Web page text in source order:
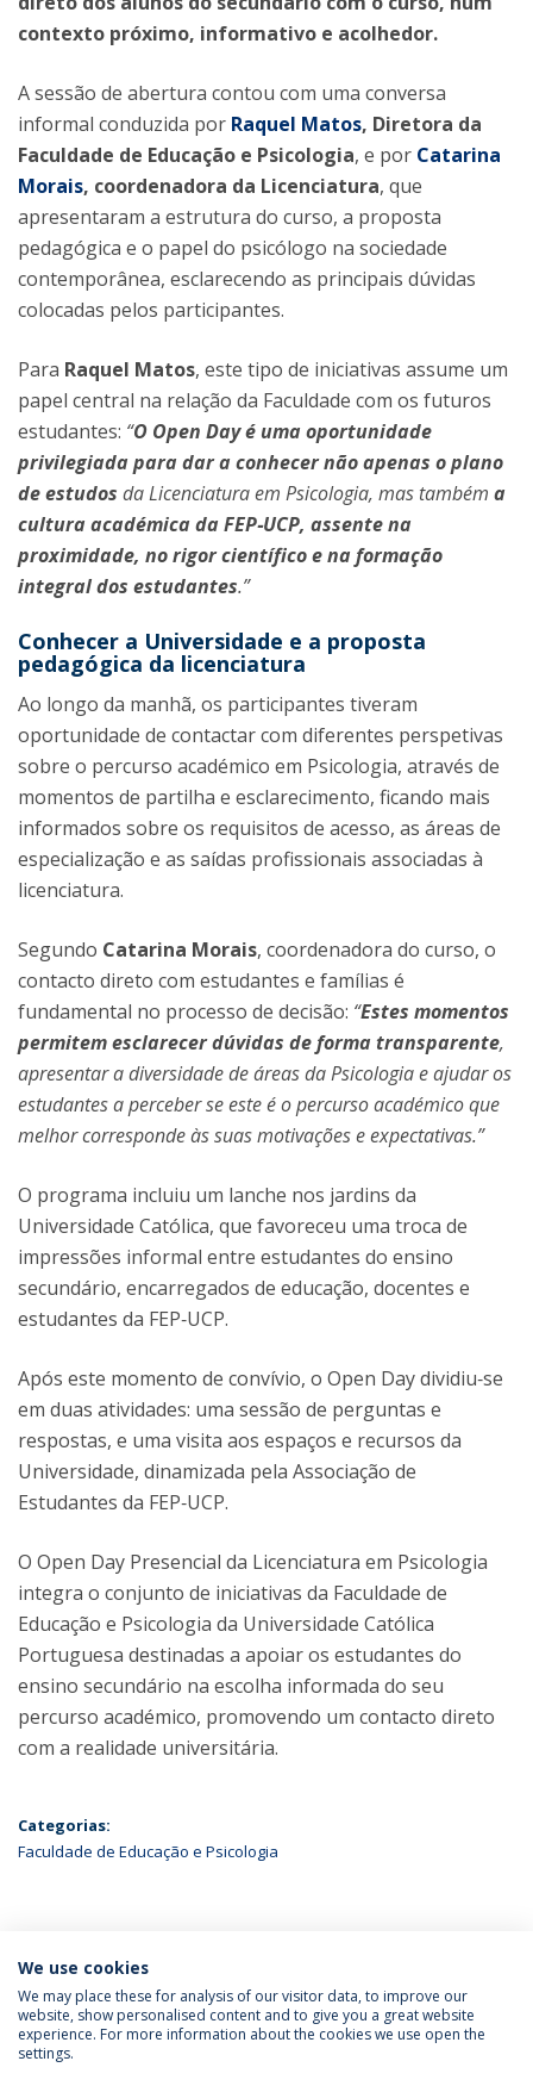
contexto próximo, informativo e acolhedor.
A sessão de abertura contou com uma conversa
informal conduzida por Raquel Matos, Diretora da
Faculdade de Educação e Psicologia, e por Catarina
Morais, coordenadora da Licenciatura, que
apresentaram a estrutura do curso, a proposta
pedagógica e o papel do psicólogo na sociedade
contemporânea, esclarecendo as principais dúvidas
colocadas pelos participantes.
Para Raquel Matos, este tipo de iniciativas assume um
papel central na relação da Faculdade com os futuros
estudantes: “O Open Day é uma oportunidade
privilegiada para dar a conhecer não apenas o plano
de estudos da Licenciatura em Psicologia, mas também a
cultura académica da FEP‑UCP, assente na
proximidade, no rigor científico e na formação
integral dos estudantes.”
Conhecer a Universidade e a proposta
pedagógica da licenciatura
Ao longo da manhã, os participantes tiveram
oportunidade de contactar com diferentes perspetivas
sobre o percurso académico em Psicologia, através de
momentos de partilha e esclarecimento, ficando mais
informados sobre os requisitos de acesso, as áreas de
especialização e as saídas profissionais associadas à
licenciatura.
Segundo Catarina Morais, coordenadora do curso, o
contacto direto com estudantes e famílias é
fundamental no processo de decisão: “Estes momentos
permitem esclarecer dúvidas de forma transparente,
apresentar a diversidade de áreas da Psicologia e ajudar os
estudantes a perceber se este é o percurso académico que
melhor corresponde às suas motivações e expectativas.”
O programa incluiu um lanche nos jardins da
Universidade Católica, que favoreceu uma troca de
impressões informal entre estudantes do ensino
secundário, encarregados de educação, docentes e
estudantes da FEP‑UCP.
Após este momento de convívio, o Open Day dividiu‑se
em duas atividades: uma sessão de perguntas e
respostas, e uma visita aos espaços e recursos da
Universidade, dinamizada pela Associação de
Estudantes da FEP‑UCP.
O Open Day Presencial da Licenciatura em Psicologia
integra o conjunto de iniciativas da Faculdade de
Educação e Psicologia da Universidade Católica
Portuguesa destinadas a apoiar os estudantes do
ensino secundário na escolha informada do seu
percurso académico, promovendo um contacto direto
com a realidade universitária.
Categorias:
Faculdade de Educação e Psicologia
ÚLTIMAS NOTÍCIAS
Política de Privacidade
Termos & Condições
We use cookies
We may place these for analysis of our visitor data, to improve our
website, show personalised content and to give you a great website
experience. For more information about the cookies we use open the
settings.